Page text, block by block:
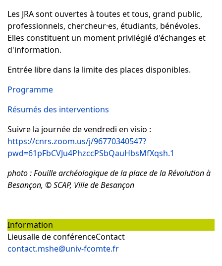
Les JRA sont ouvertes à toutes et tous, grand public,
professionnels, chercheur·es, étudiants, bénévoles.
Elles constituent un moment privilégié d'échanges et
d'information.
Entrée libre dans la limite des places disponibles.
Programme
Résumés des interventions
Suivre la journée de vendredi en visio :
https://cnrs.zoom.us/j/96770340547?
pwd=61pFbCVJu4PhzccPSbQauHbsMfXqsh.1
photo : Fouille archéologique de la place de la Révolution à
Besançon, © SCAP, Ville de Besançon
Information
Lieusalle de conférenceContact
contact.mshe@univ-fcomte.fr